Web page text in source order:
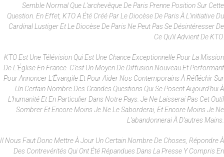
Semble Normal Que L’archevêque De Paris Prenne Position Sur Cette
Question. En Effet, KTO A Été Créé Par Le Diocèse De Paris À L’initiative Du
Cardinal Lustiger Et Le Diocèse De Paris Ne Peut Pas Se Désintéresser De
Ce Qu’il Advient De KTO.
KTO Est Une Télévision Qui Est Une Chance Exceptionnelle Pour La Mission
De L’Église En France. C’est Un Moyen De Diffusion Nouveau Et Performant
Pour Annoncer L’Évangile Et Pour Aider Nos Contemporains À Réfléchir Sur
Un Certain Nombre Des Grandes Questions Qui Se Posent Aujourd’hui À
L’humanité Et En Particulier Dans Notre Pays. Je Ne Laisserai Pas Cet Outil
Sombrer Et Encore Moins Je Ne Le Saborderai, Et Encore Moins Je Ne
L’abandonnerai À D’autres Mains.
Il Nous Faut Donc Mettre À Jour Un Certain Nombre De Choses, Répondre À
Des Contrevérités Qui Ont Été Répandues Dans La Presse Y Compris En